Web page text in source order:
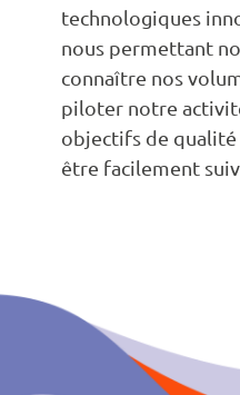
technologiques
nous permettant
connaître nos
piloter notre
objectifs de
être facilement